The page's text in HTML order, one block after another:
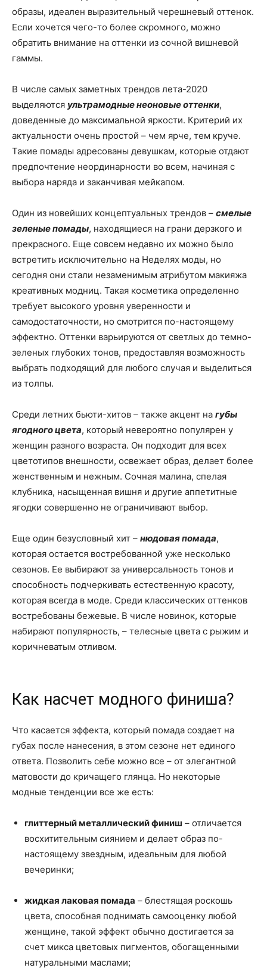
образы, идеален выразительный черешневый оттенок.
Если хочется чего-то более скромного, можно
обратить внимание на оттенки из сочной вишневой
гаммы.
В числе самых заметных трендов лета-2020
выделяются ультрамодные неоновые оттенки,
доведенные до максимальной яркости. Критерий их
актуальности очень простой – чем ярче, тем круче.
Такие помады адресованы девушкам, которые отдают
предпочтение неординарности во всем, начиная с
выбора наряда и заканчивая мейкапом.
Один из новейших концептуальных трендов – смелые
зеленые помады, находящиеся на грани дерзкого и
прекрасного. Еще совсем недавно их можно было
встретить исключительно на Неделях моды, но
сегодня они стали незаменимым атрибутом макияжа
креативных модниц. Такая косметика определенно
требует высокого уровня уверенности и
самодостаточности, но смотрится по-настоящему
эффектно. Оттенки варьируются от светлых до темно-
зеленых глубоких тонов, предоставляя возможность
выбрать подходящий для любого случая и выделиться
из толпы.
Среди летних бьюти-хитов – также акцент на губы
ягодного цвета, который невероятно популярен у
женщин разного возраста. Он подходит для всех
цветотипов внешности, освежает образ, делает более
женственным и нежным. Сочная малина, спелая
клубника, насыщенная вишня и другие аппетитные
ягодки совершенно не ограничивают выбор.
Еще один безусловный хит – нюдовая помада,
которая остается востребованной уже несколько
сезонов. Ее выбирают за универсальность тонов и
способность подчеркивать естественную красоту,
которая всегда в моде. Среди классических оттенков
востребованы бежевые. В числе новинок, которые
набирают популярность, – телесные цвета с рыжим и
коричневатым отливом.
Как насчет модного финиша?
Что касается эффекта, который помада создает на
губах после нанесения, в этом сезоне нет единого
ответа. Позволить себе можно все – от элегантной
матовости до кричащего глянца. Но некоторые
модные тенденции все же есть:
глиттерный металлический финиш – отличается
восхитительным сиянием и делает образ по-
настоящему звездным, идеальным для любой
вечеринки;
жидкая лаковая помада – блестящая роскошь
цвета, способная поднимать самооценку любой
женщине, такой эффект обычно достигается за
счет микса цветовых пигментов, обогащенными
натуральными маслами;